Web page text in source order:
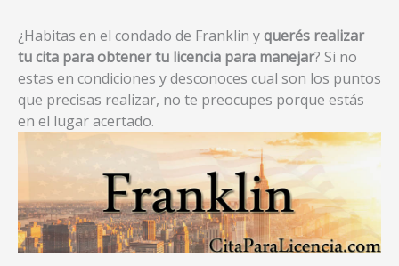
¿Habitas en el condado de Franklin yquerés realizar
tu cita para obtener tu licencia para manejar? Si no
estas en condiciones y desconoces cual son los puntos
que precisas realizar, no te preocupes porque estás
en el lugar acertado.